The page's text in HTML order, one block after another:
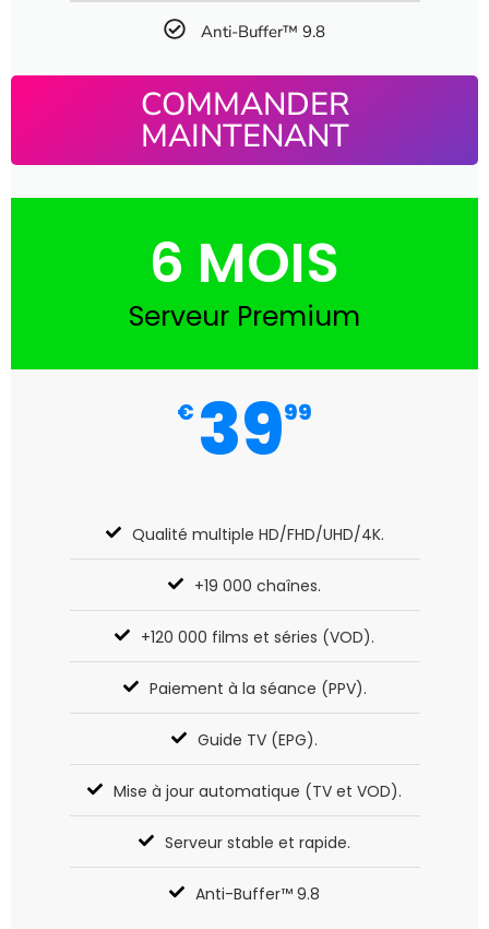
Anti-Buffer™ 9.8
COMMANDER
MAINTENANT
6 MOIS
Serveur Premium
€ 3999
Qualité multiple HD/FHD/UHD/4K.
+19 000 chaînes.
+120 000 films et séries (VOD).
Paiement à la séance (PPV).
Guide TV (EPG).
Mise à jour automatique (TV et VOD).
Serveur stable et rapide.
Anti-Buffer™ 9.8